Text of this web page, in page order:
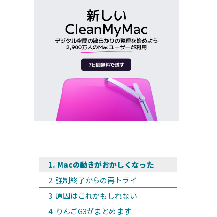
Macの動きがおかしくなった
強制終了からの再トライ
原因はこれかもしれない
りんごG3がまとめます